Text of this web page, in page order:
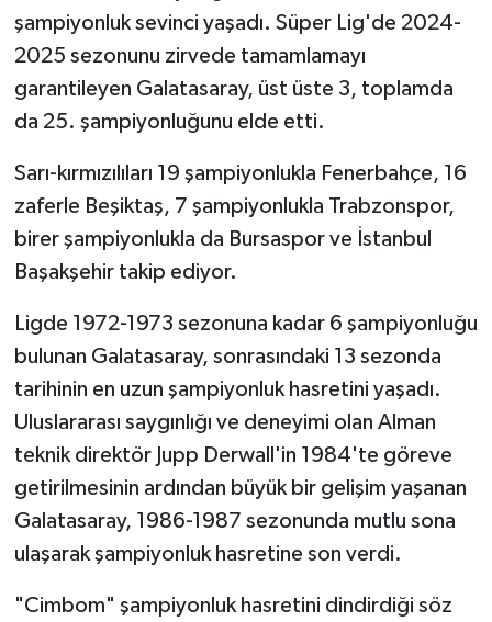
şampiyonluk sevinci yaşadı. Süper Lig'de 2024-
2025 sezonunu zirvede tamamlamayı
garantileyen Galatasaray, üst üste 3, toplamda
da 25. şampiyonluğunu elde etti.
Sarı-kırmızılıları 19 şampiyonlukla Fenerbahçe, 16
zaferle Beşiktaş, 7 şampiyonlukla Trabzonspor,
birer şampiyonlukla da Bursaspor ve İstanbul
Başakşehir takip ediyor.
Ligde 1972-1973 sezonuna kadar 6 şampiyonluğu
bulunan Galatasaray, sonrasındaki 13 sezonda
tarihinin en uzun şampiyonluk hasretini yaşadı.
Uluslararası saygınlığı ve deneyimi olan Alman
teknik direktör Jupp Derwall'in 1984'te göreve
getirilmesinin ardından büyük bir gelişim yaşanan
Galatasaray, 1986-1987 sezonunda mutlu sona
ulaşarak şampiyonluk hasretine son verdi.
"Cimbom" şampiyonluk hasretini dindirdiği söz